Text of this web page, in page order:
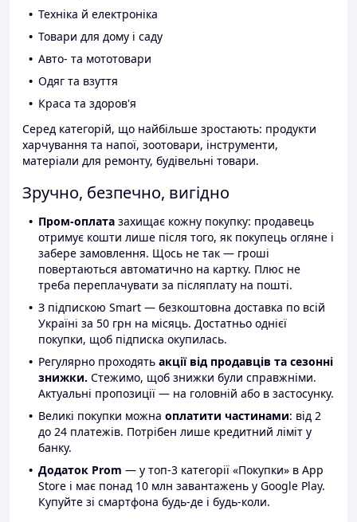
Техніка й електроніка
Товари для дому і саду
Авто- та мототовари
Одяг та взуття
Краса та здоров'я
Серед категорій, що найбільше зростають: продукти
харчування та напої, зоотовари, інструменти,
матеріали для ремонту, будівельні товари.
Зручно, безпечно, вигідно
Пром-оплата захищає кожну покупку: продавець
отримує кошти лише після того, як покупець огляне і
забере замовлення. Щось не так — гроші
повертаються автоматично на картку. Плюс не
треба переплачувати за післяплату на пошті.
З підпискою Smart — безкоштовна доставка по всій
Україні за 50 грн на місяць. Достатньо однієї
покупки, щоб підписка окупилась.
Регулярно проходять акції від продавців та сезонні
знижки. Стежимо, щоб знижки були справжніми.
Актуальні пропозиції — на головній або в застосунку.
Великі покупки можна оплатити частинами: від 2
до 24 платежів. Потрібен лише кредитний ліміт у
банку.
Додаток Prom — у топ-3 категорії «Покупки» в App
Store і має понад 10 млн завантажень у Google Play.
Купуйте зі смартфона будь-де і будь-коли.